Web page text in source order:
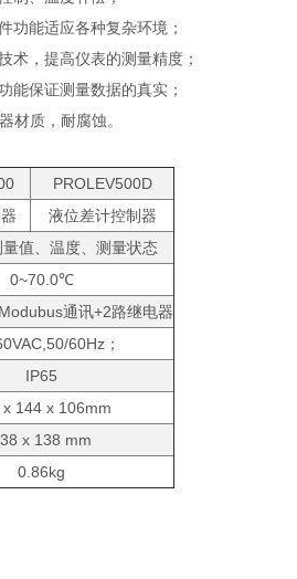
功能适应各种复杂环境；
术，提高仪表的测量精度；
能保证测量数据的真实；
材质，耐腐蚀。
PROLEV500D
液位差计控制器
值、温度、测量状态
0~70.0℃
通讯+2路继电器
60Hz；
IP65
x 144 x 106mm
x 138 mm
0.86kg